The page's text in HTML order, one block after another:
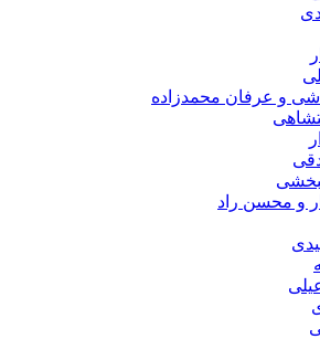
و عرفان محمدزاده
و محسن راد